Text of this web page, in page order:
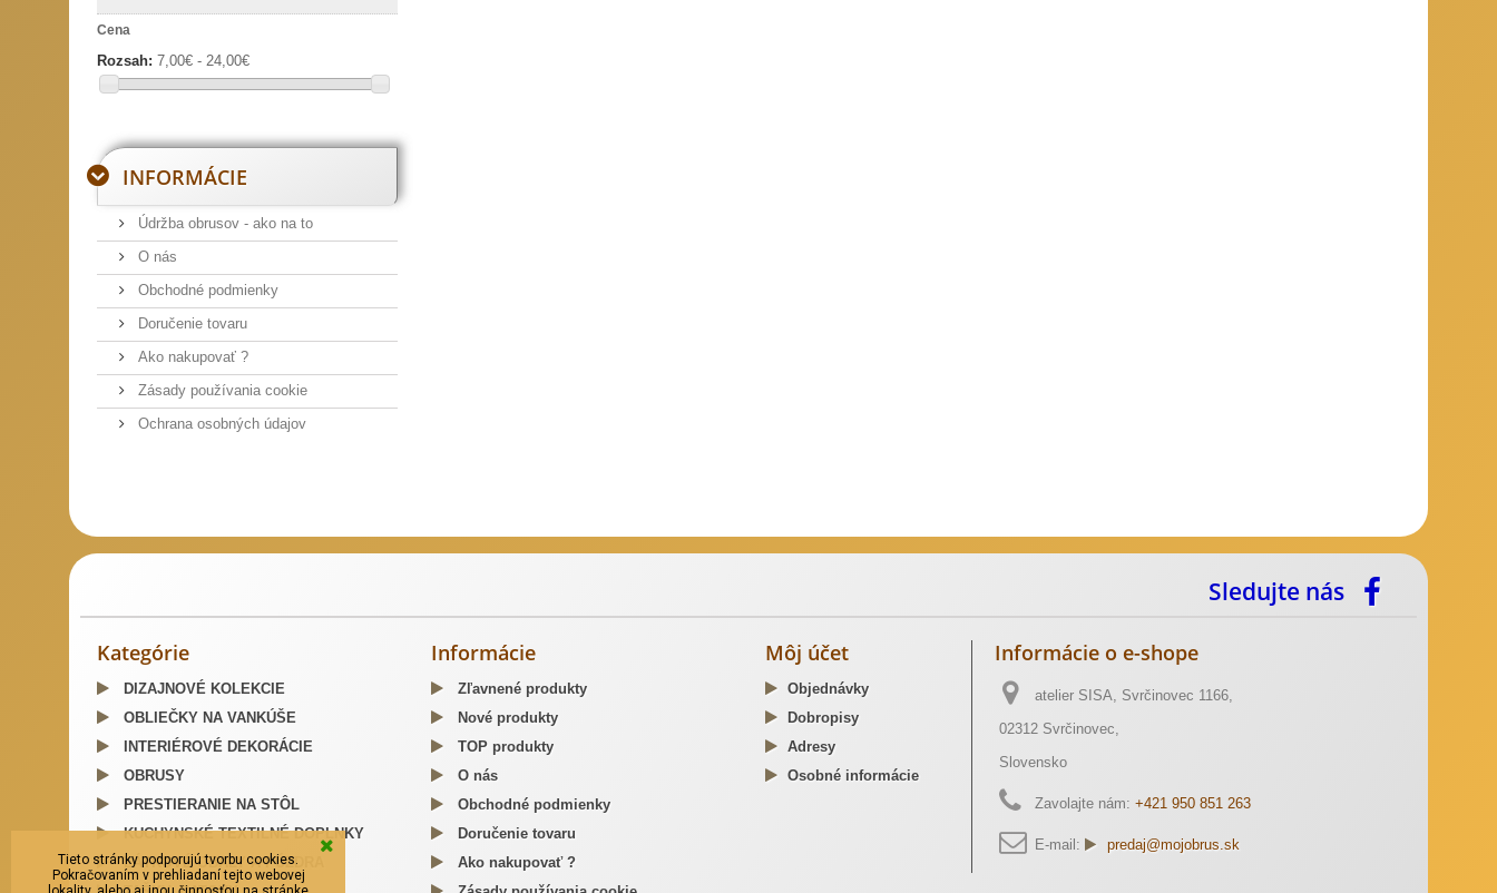
Cena
Rozsah: 7,00€ - 24,00€
INFORMÁCIE
Údržba obrusov - ako na to
O nás
Obchodné podmienky
Doručenie tovaru
Ako nakupovať ?
Zásady používania cookie
Ochrana osobných údajov
Sledujte nás
Kategórie
DIZAJNOVÉ KOLEKCIE
OBLIEČKY NA VANKÚŠE
INTERIÉROVÉ DEKORÁCIE
OBRUSY
PRESTIERANIE NA STÔL
KUCHYNSKÉ TEXTILNÉ DOPLNKY
LÁTKOVÉ OBALY A PÚZDRA
Informácie
Zľavnené produkty
Nové produkty
TOP produkty
O nás
Obchodné podmienky
Doručenie tovaru
Ako nakupovať ?
Môj účet
Objednávky
Dobropisy
Adresy
Osobné informácie
Informácie o e-shope
atelier SISA, Svrčinovec 1166,
02312 Svrčinovec,
Slovensko
Zavolajte nám: +421 950 851 263
E-mail: predaj@mojobrus.sk
Tieto stránky podporujú tvorbu cookies.
Pokračovaním v prehliadaní tejto webovej